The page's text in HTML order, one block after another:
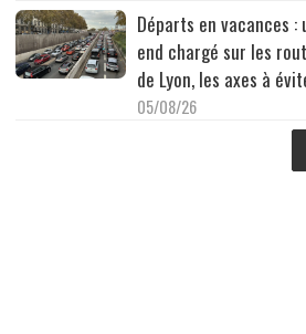
Départs en vacances :
end chargé sur les
de Lyon, les axes à
05/08/26